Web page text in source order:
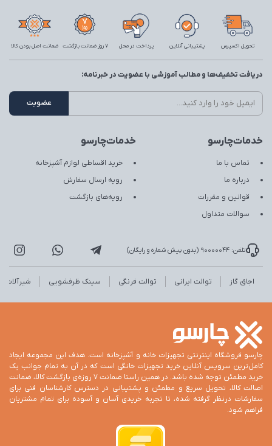
تحویل اکسپرس پشتیبانی آنلاین پرداخت در محل 7 روز ضمانت بازگشت ضمانت اصل بودن کالا
خدمات‌چارسو
تماس با ما
درباره ما
قوانین و مقررات
سوالات متداول
خدمات‌چارسو
خرید اقساطی لوازم آشپزخانه
رویه ارسال سفارش
رویه‌های بازگشت
دریافت تخفیف‌ها و مطالب آموزشی با عضویت در خبرنامه:
تلفن: 90000044 (بدون پیش شماره و رایگان)
اجاق گاز توالت ایرانی توالت فرنگی سینک ظرفشویی شیرآلات
چارسو فروشگاه اینترنتی تجهیزات خانه و آشپزخانه است. هدف این مجموعه ایجاد
کامل‌ترین سرویس آنلاین خرید تجهیزات خانگی است که در آن به تمام جوانب یک
خرید مطمئن توجه شده باشد. در همین راستا ضمانت 7 روزه‌ی بازگشت کالا، ضمانت
اصالت کالا، تحویل سریع و مطمئن و پشتیبانی در دسترس کارشناسان فنی برای
سفارشات درنظر گرفته شده، تا تجربه خریدی آسان و آسوده برای تمام مشتریان
فراهم شود.